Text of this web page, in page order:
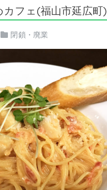
フェ(福山市延広町)
閉鎖・廃業